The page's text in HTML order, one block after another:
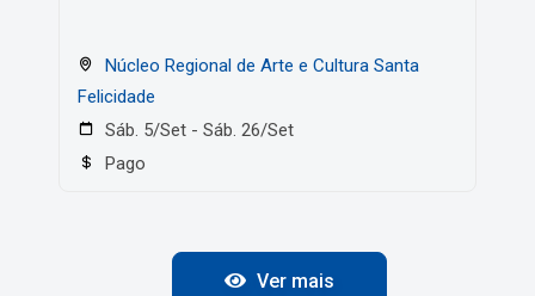
Felicidade
Sáb. 5/Set - Sáb. 26/Set
Pago
Ver mais